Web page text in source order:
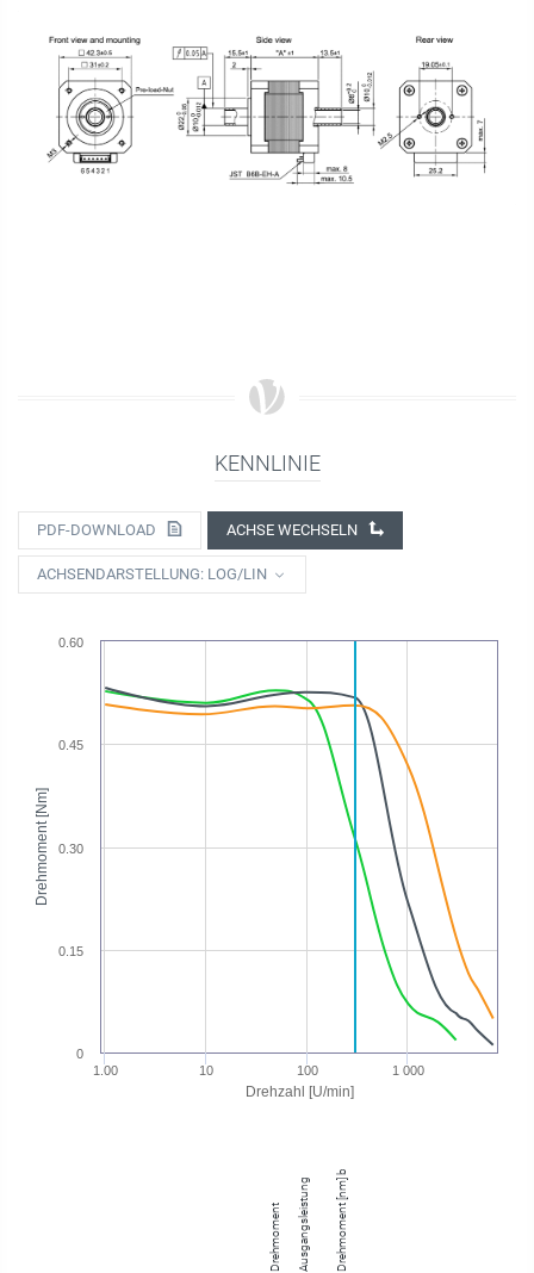
KENNLINIE
PDF-DOWNLOAD ACHSE WECHSELN
ACHSENDARSTELLUNG: LOG/LIN
Drehzahl [U/min]
Drehmoment [Nm]
1.00 10 100 1 000
0
0.15
0.30
0.45
0.60
Drehmoment Ausgangsleistung Drehmoment [nm] bei 299.70 U/min